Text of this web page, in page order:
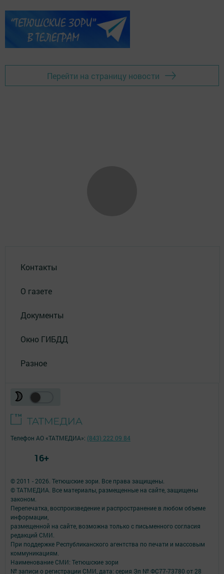
Перейти на страницу новости
Контакты
О газете
Документы
Окно ГИБДД
Разное
© 2011 - 2026. Тетюшские зори. Все права защищены.
© ТАТМЕДИА. Все материалы, размещенные на сайте, защищены
законом.
Перепечатка, воспроизведение и распространение в любом объеме
информации,
размещенной на сайте, возможна только с письменного согласия
редакций СМИ.
При поддержке Республиканского агентства по печати и массовым
коммуникациям.
Наименование СМИ: Тетюшские зори
№ записи о регистрации СМИ, дата: серия Эл № ФС77-73780 от 28
Телефон АО «ТАТМЕДИА»: (843) 222 09 84
16+